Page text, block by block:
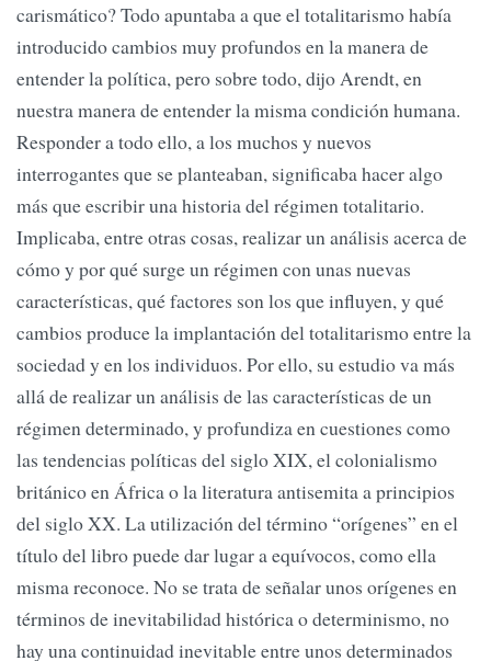
carismático? Todo apuntaba a que el totalitarismo había
introducido cambios muy profundos en la manera de
entender la política, pero sobre todo, dijo Arendt, en
nuestra manera de entender la misma condición humana.
Responder a todo ello, a los muchos y nuevos
interrogantes que se planteaban, significaba hacer algo
más que escribir una historia del régimen totalitario.
Implicaba, entre otras cosas, realizar un análisis acerca de
cómo y por qué surge un régimen con unas nuevas
características, qué factores son los que influyen, y qué
cambios produce la implantación del totalitarismo entre la
sociedad y en los individuos. Por ello, su estudio va más
allá de realizar un análisis de las características de un
régimen determinado, y profundiza en cuestiones como
las tendencias políticas del siglo XIX, el colonialismo
británico en África o la literatura antisemita a principios
del siglo XX. La utilización del término “orígenes” en el
título del libro puede dar lugar a equívocos, como ella
misma reconoce. No se trata de señalar unos orígenes en
términos de inevitabilidad histórica o determinismo, no
hay una continuidad inevitable entre unos determinados